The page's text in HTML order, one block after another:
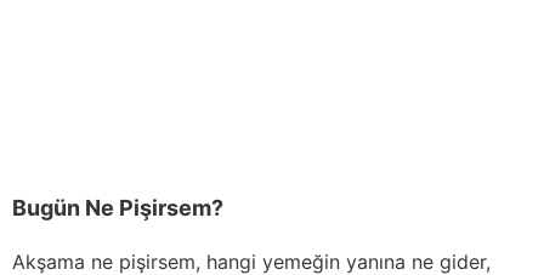
Bugün Ne Pişirsem?
Akşama ne pişirsem, hangi yemeğin yanına ne gider,